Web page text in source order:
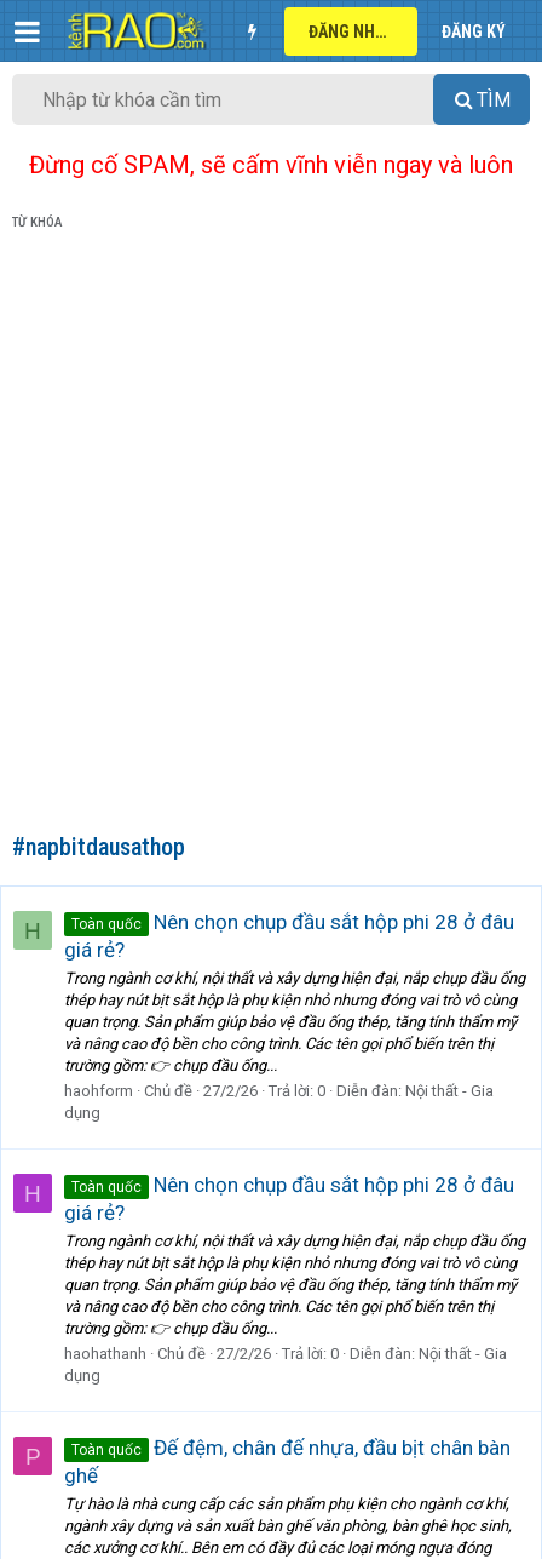
ĐĂNG NHẬP ĐĂNG KÝ
TÌM
Đừng cố SPAM, sẽ cấm vĩnh viễn ngay và luôn
TỪ KHÓA
#napbitdausathop
H Toàn quốc
Nên chọn chụp đầu sắt hộp phi 28 ở đâu
giá rẻ?
Trong ngành cơ khí, nội thất và xây dựng hiện đại, nắp chụp đầu ống
thép hay nút bịt sắt hộp là phụ kiện nhỏ nhưng đóng vai trò vô cùng
quan trọng. Sản phẩm giúp bảo vệ đầu ống thép, tăng tính thẩm mỹ
và nâng cao độ bền cho công trình. Các tên gọi phổ biến trên thị
trường gồm: 👉 chụp đầu ống...
haohform
Chủ đề 27/2/26 Trả lời: 0 Diễn đàn: Nội thất - Gia
dụng
H Toàn quốc
Nên chọn chụp đầu sắt hộp phi 28 ở đâu
giá rẻ?
Trong ngành cơ khí, nội thất và xây dựng hiện đại, nắp chụp đầu ống
thép hay nút bịt sắt hộp là phụ kiện nhỏ nhưng đóng vai trò vô cùng
quan trọng. Sản phẩm giúp bảo vệ đầu ống thép, tăng tính thẩm mỹ
và nâng cao độ bền cho công trình. Các tên gọi phổ biến trên thị
trường gồm: 👉 chụp đầu ống...
haohathanh
Chủ đề 27/2/26 Trả lời: 0 Diễn đàn: Nội thất - Gia
dụng
P Toàn quốc
Đế đệm, chân đế nhựa, đầu bịt chân bàn
ghế
Tự hào là nhà cung cấp các sản phẩm phụ kiện cho ngành cơ khí,
ngành xây dựng và sản xuất bàn ghế văn phòng, bàn ghê học sinh,
các xưởng cơ khí.. Bên em có đầy đủ các loại móng ngựa đóng